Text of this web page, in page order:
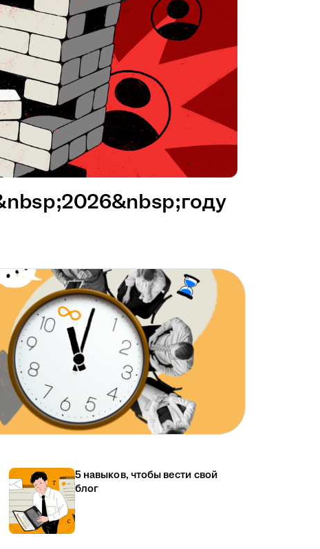
5 навыков, чтобы вести свой
блог